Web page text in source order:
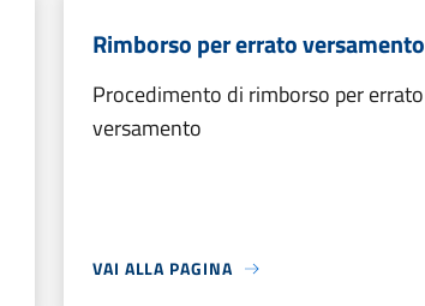
Rimborso per errato versamento
Procedimento di rimborso per errato
versamento
VAI ALLA PAGINA